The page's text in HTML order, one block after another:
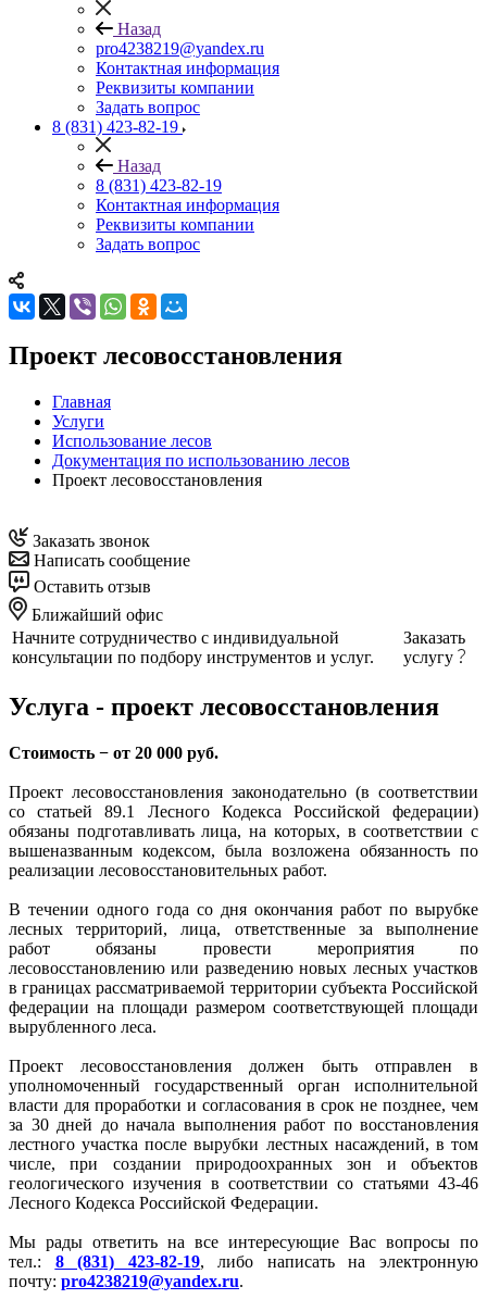
Назад
pro4238219@yandex.ru
Контактная информация
Реквизиты компании
Задать вопрос
8 (831) 423-82-19
Назад
8 (831) 423-82-19
Контактная информация
Реквизиты компании
Задать вопрос
Проект лесовосстановления
Главная
Услуги
Использование лесов
Документация по использованию лесов
Проект лесовосстановления
Заказать звонок
Написать сообщение
Оставить отзыв
Ближайший офис
Начните сотрудничество с индивидуальной
консультации по подбору инструментов и услуг.
Заказать
услугу
Услуга - проект лесовосстановления
Стоимость − от 20 000 руб.
Проект лесовосстановления законодательно (в соответствии
со статьей 89.1 Лесного Кодекса Российской федерации)
обязаны подготавливать лица, на которых, в соответствии с
вышеназванным кодексом, была возложена обязанность по
реализации лесовосстановительных работ.
В течении одного года со дня окончания работ по вырубке
лесных территорий, лица, ответственные за выполнение
работ обязаны провести мероприятия по
лесовосстановлению или разведению новых лесных участков
в границах рассматриваемой территории субъекта Российской
федерации на площади размером соответствующей площади
вырубленного леса.
Проект лесовосстановления должен быть отправлен в
уполномоченный государственный орган исполнительной
власти для проработки и согласования в срок не позднее, чем
за 30 дней до начала выполнения работ по восстановления
лестного участка после вырубки лестных насаждений, в том
числе, при создании природоохранных зон и объектов
геологического изучения в соответствии со статьями 43-46
Лесного Кодекса Российской Федерации.
Мы рады ответить на все интересующие Вас вопросы по
тел.: 8 (831) 423-82-19, либо написать на электронную
почту: pro4238219@yandex.ru.